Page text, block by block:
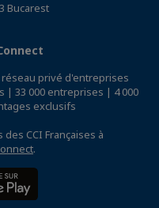
Bucarest
privé d'entreprises
| 33 000 entreprises | 4 000
exclusifs
CCI Françaises à
.